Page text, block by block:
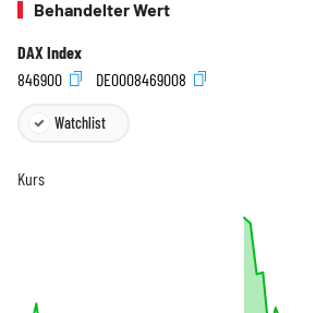
Behandelter Wert
DAX Index
846900
DE0008469008
Watchlist
Kurs